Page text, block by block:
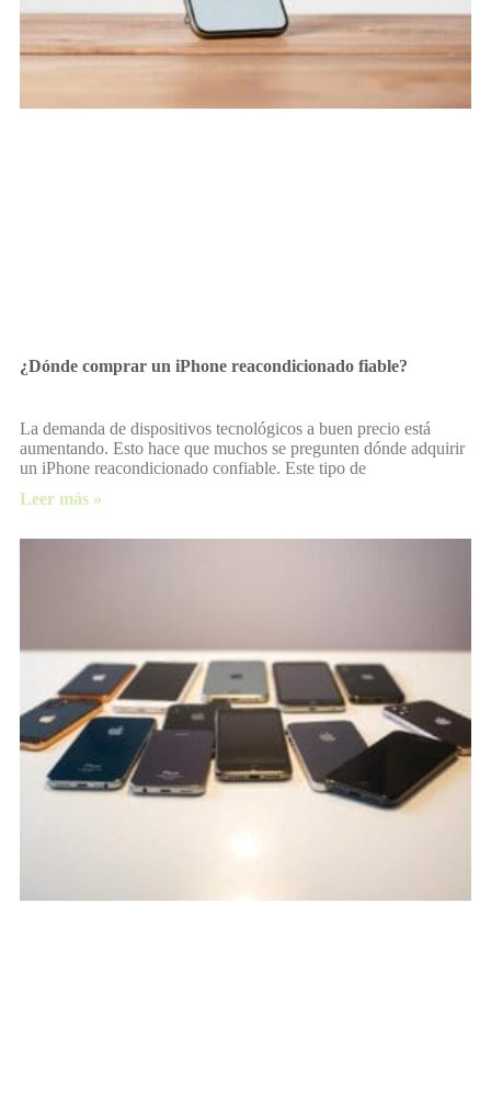
¿Dónde comprar un iPhone reacondicionado fiable?
La demanda de dispositivos tecnológicos a buen precio está
aumentando. Esto hace que muchos se pregunten dónde adquirir
un iPhone reacondicionado confiable. Este tipo de
Leer más »